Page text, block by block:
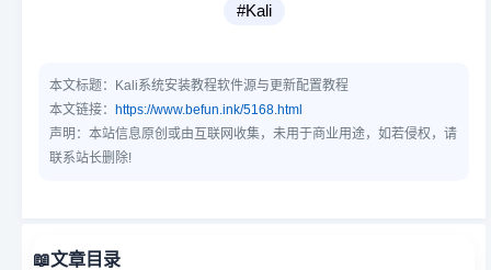
#Kali
本文标题： Kali系统安装教程软件源与更新配置教程
本文链接： https://www.befun.ink/5168.html
声明：本站信息原创或由互联网收集，未用于商业用途，如若侵权，请
联系站长删除!
📖文章目录